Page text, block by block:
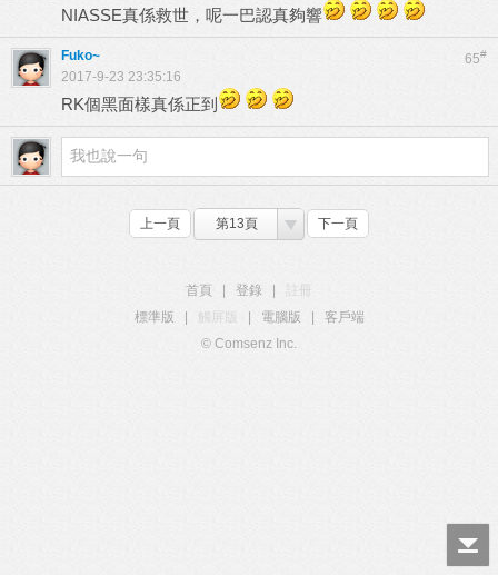
NIASSE真係救世，呢一巴認真夠響
65#
Fuko~
2017-9-23 23:35:16
RK個黑面樣真係正到
上一頁 第13頁 下一頁
首頁 登錄
標準版
觸屏版 電腦版
客戶端
© Comsenz Inc.